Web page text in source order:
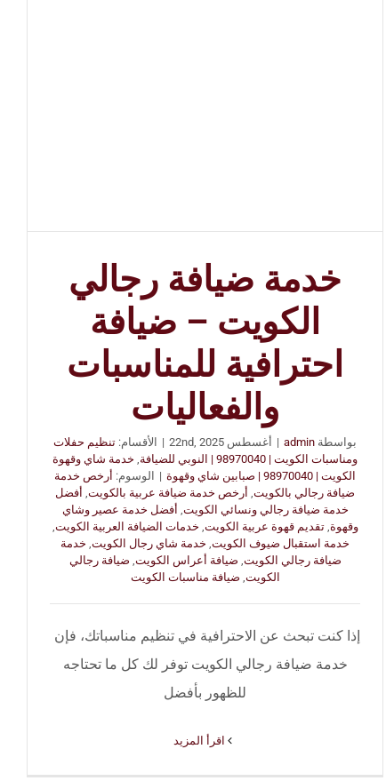
خدمة ضيافة رجالي
الكويت – ضيافة
احترافية للمناسبات
والفعاليات
بواسطة admin
| أغسطس 22nd, 2025 | الأقسام: تنظيم حفلات
ومناسبات الكويت | 98970040 | النوبي للضيافة
خدمة شاي وقهوة
الكويت | 98970040 | صبابين شاي وقهوة
| الوسوم: أرخص خدمة
ضيافة رجالي بالكويت, أرخص خدمة ضيافة عربية بالكويت, أفضل
خدمة ضيافة رجالي ونسائي الكويت أفضل خدمة عصير وشاي
وقهوة ,تقديم قهوة عربية الكويت خدمات الضيافة العربية الكويت
خدمة استقبال ضيوف الكويت, خدمة شاي رجال الكويت, خدمة
ضيافة رجالي الكويت ضيافة أعراس الكويت ضيافة رجالي
الكويت ضيافة مناسبات الكويت
إذا كنت تبحث عن الاحترافية في تنظيم مناسباتك، فإن
خدمة ضيافة رجالي الكويت توفر لك كل ما تحتاجه
للظهور بأفضل
‫اقرأ المزيد